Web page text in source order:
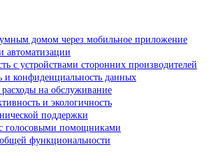
домом через мобильное приложение
автоматизации
с устройствами сторонних производителей
и конфиденциальность данных
на обслуживание
и экологичность
поддержки
голосовыми помощниками
функциональности